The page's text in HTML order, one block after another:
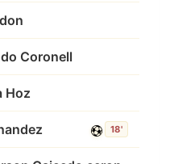
Coronell
Hoz
18'